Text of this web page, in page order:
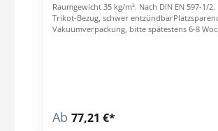
Raumgewicht 35 kg/m³. Nach DIN EN 597-1/
Trikot-Bezug, schwer
Vakuumverpackung, bitte spätestens 6-8
Ab 77,21 €*